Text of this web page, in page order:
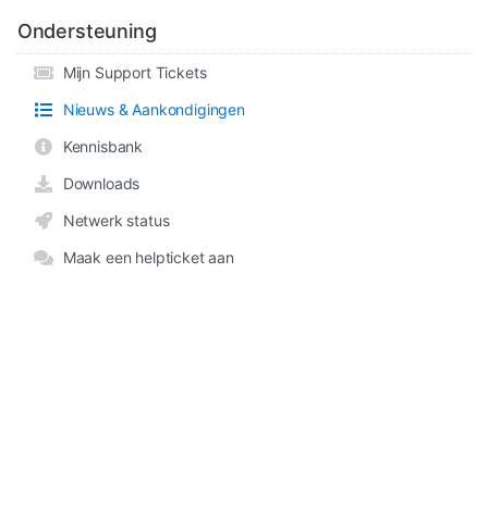
Ondersteuning
Mijn Support Tickets
Nieuws & Aankondigingen
Kennisbank
Downloads
Netwerk status
Maak een helpticket aan